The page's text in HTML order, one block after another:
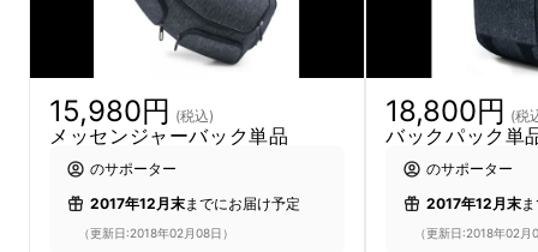
さらに背中にフィットするような形状になって
おり、長時間背負っても疲労感が少なく、「背
中の蒸れ解消」のための蒸気を逃がす通り道
が、しっかりと確保されていることが特徴。
ビジネスシーンでも、遊びにも使えるバック
パックです。
15,980円 (税込)
メッセンジャーバック単品
のサポーター
2017年12月末までにお届け予定
（更新日:2018年02月08日）
18,800円 (税
バックパック単
のサポーター
2017年12月末
（更新日:2018年02月